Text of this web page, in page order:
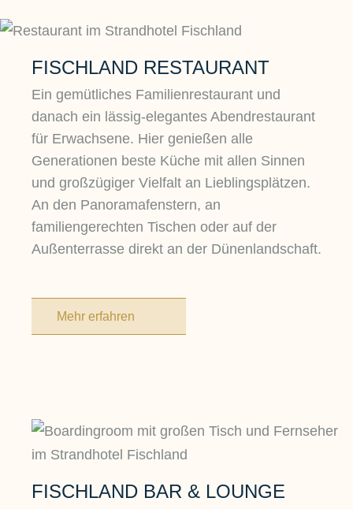
FISCHLAND RESTAURANT
Ein gemütliches Familienrestaurant und
danach ein lässig-elegantes Abendrestaurant
für Erwachsene. Hier genießen alle
Generationen beste Küche mit allen Sinnen
und großzügiger Vielfalt an Lieblingsplätzen.
An den Panoramafenstern, an
familiengerechten Tischen oder auf der
Außenterrasse direkt an der Dünenlandschaft.
Mehr erfahren
FISCHLAND BAR & LOUNGE